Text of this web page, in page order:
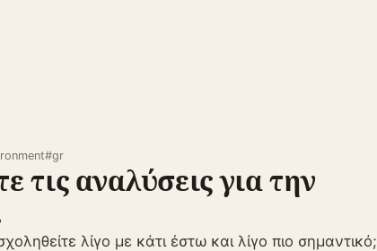
#gr
τις αναλύσεις για την
λίγο με κάτι έστω και λίγο πιο σημαντικό;